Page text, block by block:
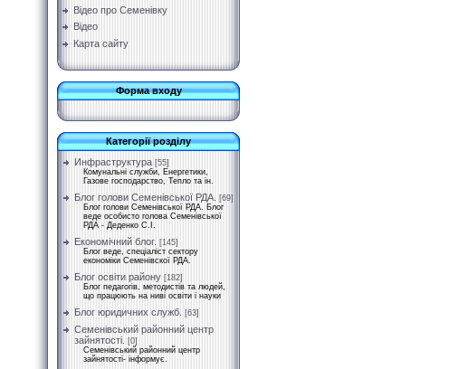
Відео про Семенівку
Відео
Карта сайту
Форма входу
Категорії розділу
Инфраструктура [55]
Комунальні служби, Енергетики,
Газове господарство, Тепло та ін.
Блог голови Семенівської РДА.
[69]
Блог голови Семенівської РДА. Блог
веде особисто голова Семенівської
РДА - Деденко С.І.
Економічний блог. [145]
Блог веде, спеціаліст сектору
економіки Семенівскої РДА.
Блог освіти району [182]
Блог педагогів, методистів та людей,
що працюють на ниві освіти і науки
Блог юридичних служб. [63]
Семенівський районний центр
зайнятості.
[0]
Семенівський районний центр
зайнятості- інформує.